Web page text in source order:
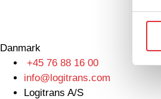
Danmark
+45 76 88 16 00
info@logitrans.com
Logitrans A/S